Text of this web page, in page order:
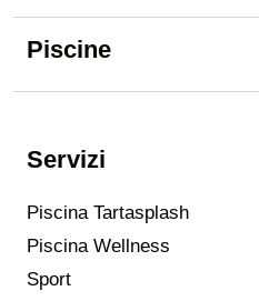
Piscine
Servizi
Piscina Tartasplash
Piscina Wellness
Sport